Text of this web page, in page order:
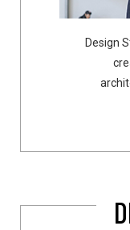
Design